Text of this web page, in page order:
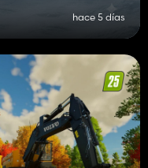
hace 5 días